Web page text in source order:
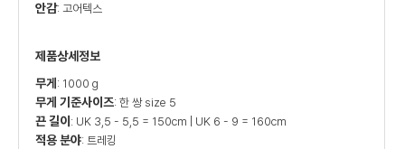
안감: 고어텍스
제품상세정보
무게 : 1000 g
무게 기준사이즈: 한 쌍 size 5
끈 길이 : UK 3,5 - 5,5 = 150cm | UK 6 - 9 = 160cm
적용 분야: 트레킹